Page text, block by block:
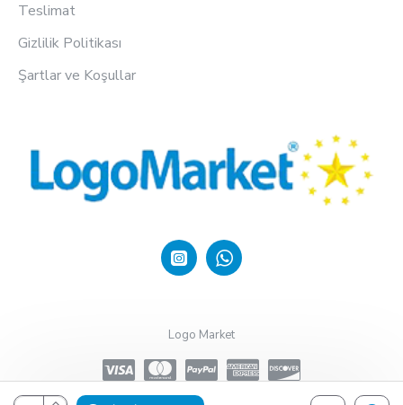
Teslimat
Gizlilik Politikası
Şartlar ve Koşullar
Logo Market